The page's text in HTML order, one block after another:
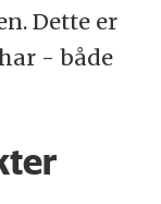
Dette er
- både